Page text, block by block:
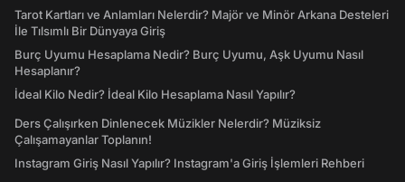
Tarot Kartları ve Anlamları Nelerdir? Majör ve Minör Arkana Desteleri
İle Tılsımlı Bir Dünyaya Giriş
Burç Uyumu Hesaplama Nedir? Burç Uyumu, Aşk Uyumu Nasıl
Hesaplanır?
İdeal Kilo Nedir? İdeal Kilo Hesaplama Nasıl Yapılır?
Ders Çalışırken Dinlenecek Müzikler Nelerdir? Müziksiz
Çalışamayanlar Toplanın!
Instagram Giriş Nasıl Yapılır? Instagram'a Giriş İşlemleri Rehberi